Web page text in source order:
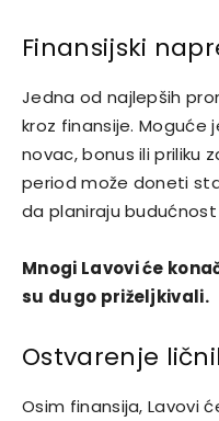
Finansijski
Jedna od najlepših
kroz finansije.
novac, bonus ili priliku
period može doneti
da planiraju
Mnogi Lavovi će
su dugo priželjkivali.
Ostvarenje
Osim finansija, Lavovi